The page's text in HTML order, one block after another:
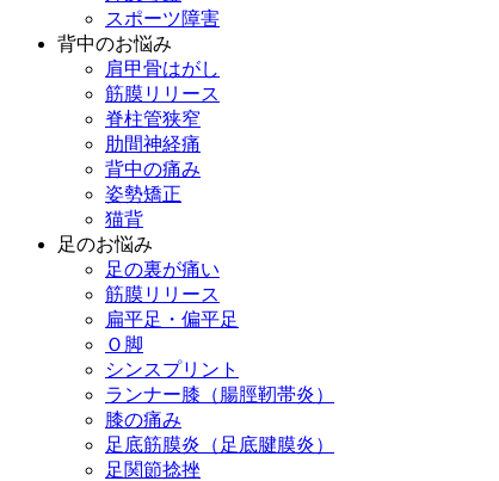
スポーツ障害
背中のお悩み
肩甲骨はがし
筋膜リリース
脊柱管狭窄
肋間神経痛
背中の痛み
姿勢矯正
猫背
足のお悩み
足の裏が痛い
筋膜リリース
扁平足・偏平足
Ｏ脚
シンスプリント
ランナー膝（腸脛靭帯炎）
膝の痛み
足底筋膜炎（足底腱膜炎）
足関節捻挫